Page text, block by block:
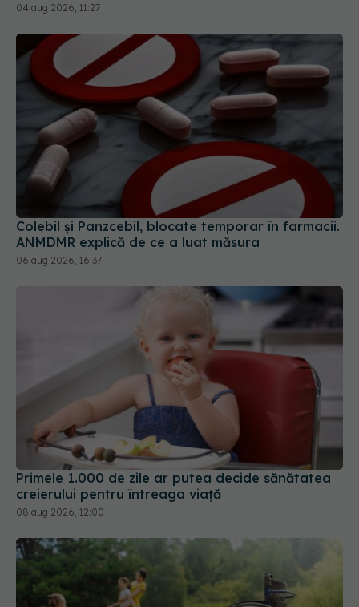
04 aug 2026, 11:27
Colebil și Panzcebil, blocate temporar în farmacii.
ANMDMR explică de ce a luat măsura
06 aug 2026, 16:37
Primele 1.000 de zile ar putea decide sănătatea
creierului pentru întreaga viață
08 aug 2026, 12:00